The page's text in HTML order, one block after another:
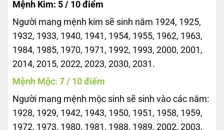
Mệnh Kim: 5 / 10 điểm
Người mang mệnh kim sẽ sinh năm 1924, 1925,
1932, 1933, 1940, 1941, 1954, 1955, 1962, 1963,
1984, 1985, 1970, 1971, 1992, 1993, 2000, 2001,
2014, 2015, 2022, 2023, 2030, 2031.
Mệnh Mộc: 7 / 10 điểm
Người mang mệnh mộc sinh sẽ sinh vào các năm:
1928, 1929, 1942, 1943, 1950, 1951, 1958, 1959,
1972, 1973, 1980, 1981, 1988, 1989, 2002, 2003,